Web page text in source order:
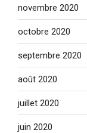
novembre 2020
octobre 2020
septembre 2020
août 2020
juillet 2020
juin 2020